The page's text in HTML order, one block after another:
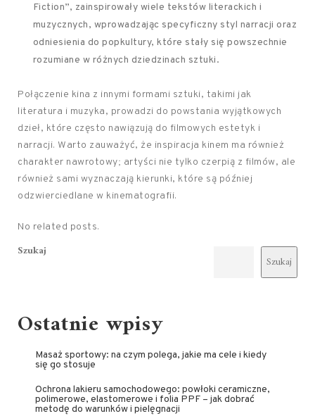
Fiction”, zainspirowały wiele tekstów literackich i
muzycznych, wprowadzając specyficzny styl narracji oraz
odniesienia do popkultury, które stały się powszechnie
rozumiane w różnych dziedzinach sztuki.
Połączenie kina z innymi formami sztuki, takimi jak
literatura i muzyka, prowadzi do powstania wyjątkowych
dzieł, które często nawiązują do filmowych estetyk i
narracji. Warto zauważyć, że inspiracja kinem ma również
charakter nawrotowy; artyści nie tylko czerpią z filmów, ale
również sami wyznaczają kierunki, które są później
odzwierciedlane w kinematografii.
No related posts.
Szukaj
Szukaj
Ostatnie wpisy
Masaż sportowy: na czym polega, jakie ma cele i kiedy
się go stosuje
Ochrona lakieru samochodowego: powłoki ceramiczne,
polimerowe, elastomerowe i folia PPF – jak dobrać
metodę do warunków i pielęgnacji